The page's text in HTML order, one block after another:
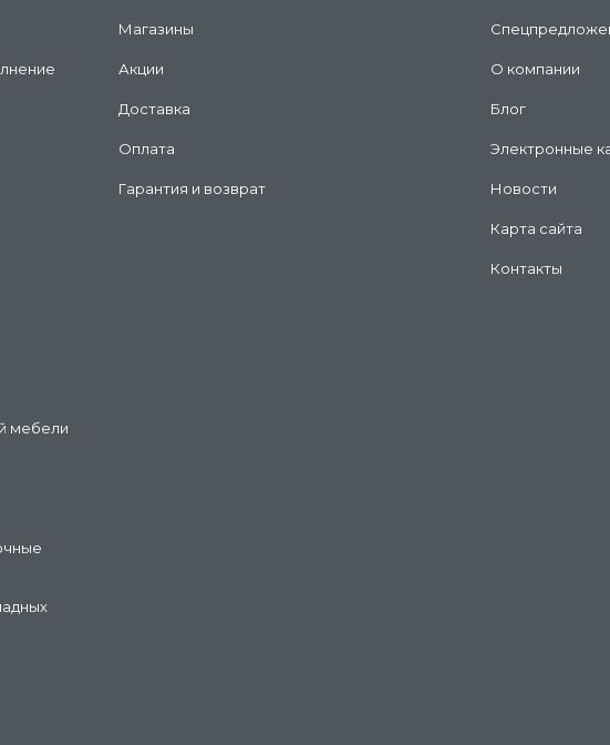
мебели
Магазины
Акции
Доставка
Оплата
Гарантия и возврат
О компании
Блог
Электронные
Новости
Карта сайта
Контакты